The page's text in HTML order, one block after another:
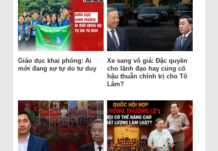
Giáo dục khai phóng: Ai
mới đang sợ tự do tư duy
Xe sang vô giá: Đặc quyền
cho lãnh đạo hay củng cố
hậu thuẫn chính trị cho Tô
Lâm?